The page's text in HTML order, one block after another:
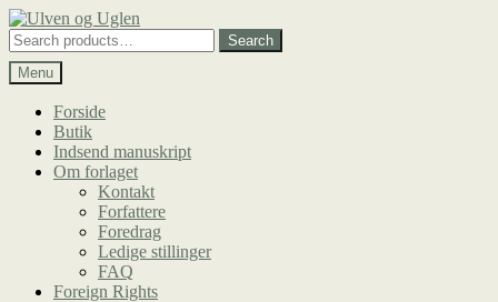
Spring
til
navigation
Spring
til
indhold
Search
for:
Search
Menu
Forside
Butik
Indsend manuskript
Om forlaget
Kontakt
Forfattere
Foredrag
Ledige stillinger
FAQ
Foreign Rights